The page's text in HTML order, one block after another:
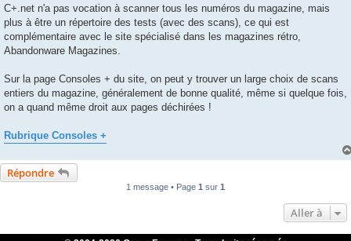
s
a
g
C+.net n'a pas vocation à scanner tous les numéros du magazine, mais
plus à être un répertoire des tests (avec des scans), ce qui est
complémentaire avec le site spécialisé dans les magazines rétro,
Abandonware Magazines.
Sur la page Consoles + du site, on peut y trouver un large choix de scans
entiers du magazine, généralement de bonne qualité, même si quelque fois,
on a quand même droit aux pages déchirées !
Rubrique Consoles +
Répondre
1 message • Page 1 sur 1
Aller à